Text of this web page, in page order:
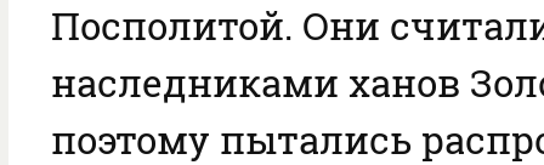
Посполитой. Они
наследниками ханов
поэтому пытались